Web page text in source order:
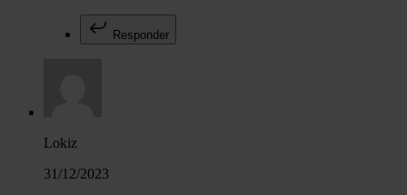
Responder
Lokiz
31/12/2023